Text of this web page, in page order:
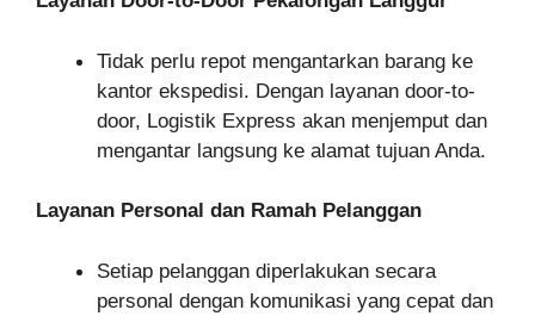
Tidak perlu repot mengantarkan barang ke
kantor ekspedisi. Dengan layanan door-to-
door, Logistik Express akan menjemput dan
mengantar langsung ke alamat tujuan Anda.
Layanan Personal dan Ramah Pelanggan
Setiap pelanggan diperlakukan secara
personal dengan komunikasi yang cepat dan